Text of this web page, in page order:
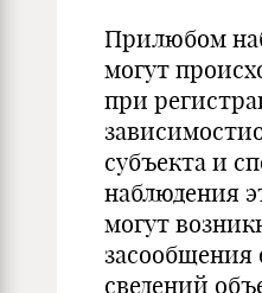
Прилюбом
могут
при
субъекта и
наблюдения
могут
сведений